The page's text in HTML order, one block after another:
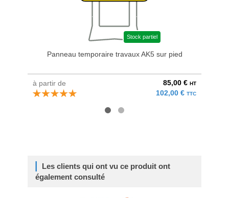
Stock partiel
Panneau temporaire travaux AK5 sur pied
à partir de 85,00 € HT
102,00 € TTC
Les clients qui ont vu ce produit ont
également consulté